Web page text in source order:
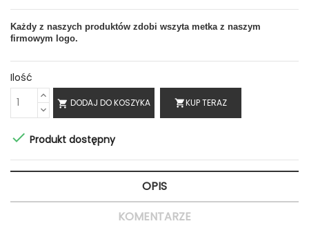
Każdy z naszych produktów zdobi wszyta metka z naszym
firmowym logo.
Ilość
 DODAJ DO KOSZYKA shopping_cartKUP TERAZ
 Produkt dostępny
OPIS
KOMENTARZE